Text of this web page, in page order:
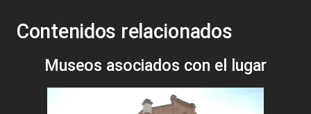
Contenidos relacionados
Museos asociados con el lugar